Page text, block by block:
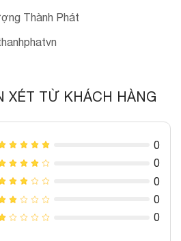
Thành Phát
XÉT TỪ KHÁCH HÀNG
0
0
0
0
0